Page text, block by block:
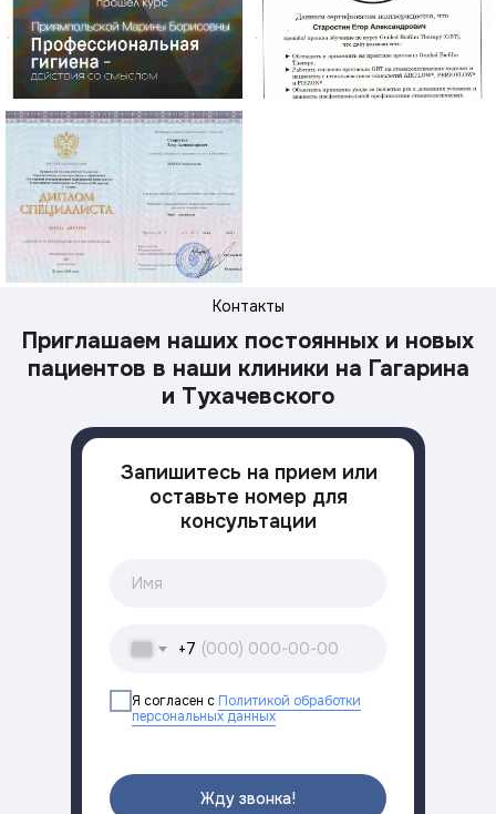
Контакты
Приглашаем наших постоянных и новых
пациентов в наши клиники на Гагарина
и Тухачевского
+7
Я согласен с Политикой обработки
персональных данных
Жду звонка!
Запишитесь на прием или
оставьте номер для
консультации